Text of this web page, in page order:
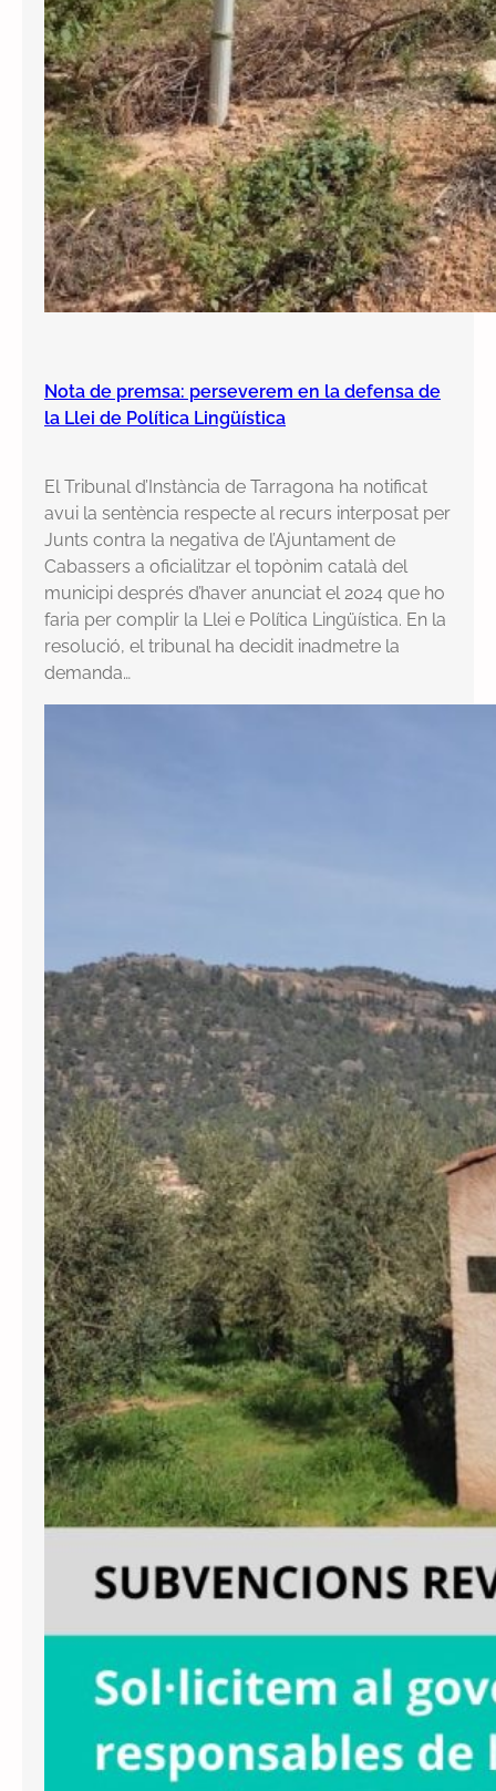
Nota de premsa: perseverem en la defensa de
la Llei de Política Lingüística
El Tribunal d’Instància de Tarragona ha notificat
avui la sentència respecte al recurs interposat per
Junts contra la negativa de l’Ajuntament de
Cabassers a oficialitzar el topònim català del
municipi després d’haver anunciat el 2024 que ho
faria per complir la Llei e Política Lingüística. En la
resolució, el tribunal ha decidit inadmetre la
demanda…